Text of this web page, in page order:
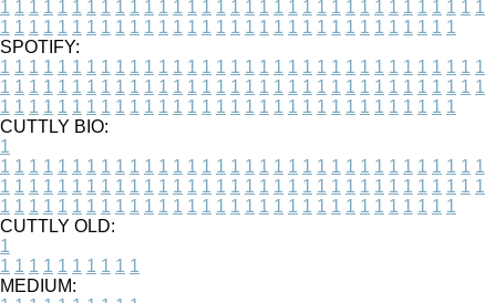
1 1 1 1 1 1 1 1 1 1 1 1 1 1 1 1 1 1 1 1 1 1 1 1 1 1 1 1 1 1 1 1 1 1
1 1 1 1 1 1 1 1 1 1 1 1 1 1 1 1 1 1 1 1 1 1 1 1 1 1 1 1 1 1 1 1
SPOTIFY:
1 1 1 1 1 1 1 1 1 1 1 1 1 1 1 1 1 1 1 1 1 1 1 1 1 1 1 1 1 1 1 1 1 1
1 1 1 1 1 1 1 1 1 1 1 1 1 1 1 1 1 1 1 1 1 1 1 1 1 1 1 1 1 1 1 1 1 1
1 1 1 1 1 1 1 1 1 1 1 1 1 1 1 1 1 1 1 1 1 1 1 1 1 1 1 1 1 1 1 1
CUTTLY BIO:
1
1 1 1 1 1 1 1 1 1 1 1 1 1 1 1 1 1 1 1 1 1 1 1 1 1 1 1 1 1 1 1 1 1 1
1 1 1 1 1 1 1 1 1 1 1 1 1 1 1 1 1 1 1 1 1 1 1 1 1 1 1 1 1 1 1 1 1 1
1 1 1 1 1 1 1 1 1 1 1 1 1 1 1 1 1 1 1 1 1 1 1 1 1 1 1 1 1 1 1 1
CUTTLY OLD:
1
1 1 1 1 1 1 1 1 1 1
MEDIUM: